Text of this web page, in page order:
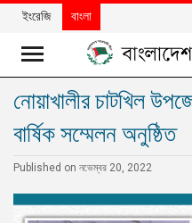
খবর
দলের
বিশেষ
নিবন্ধ
ইংরেজি বাংলা
নোয়াখালীর চাটখিল
বার্ষিক সম্মেলন অনুষ্ঠিত
Published on নভেম্বর 20, 2022